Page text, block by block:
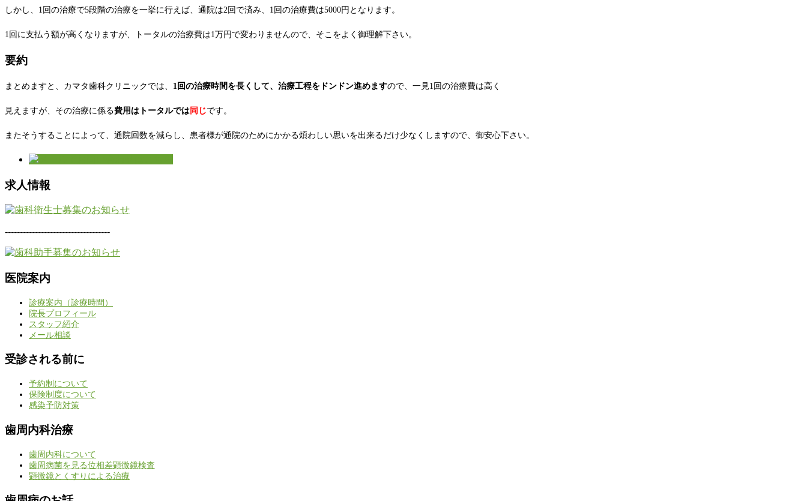
しかし、1回の治療で5段階の治療を一挙に行えば、通院は2回で済み、1回の治療費は5000円となります。
1回に支払う額が高くなりますが、トータルの治療費は1万円で変わりませんので、そこをよく御理解下さい。
要約
まとめますと、カマタ歯科クリニックでは、 1回の治療時間を長くして、治療工程をドンドン進めますので、一見1回の治療費は高く
見えますが、その治療に係る費用はトータルでは 同じです。
またそうすることによって、通院回数を減らし、患者様が通院のためにかかる煩わしい思いを出来るだけ少なくしますので、御安心下さい。
求人情報
-----------------------------------
医院案内
診療案内（診療時間）
院長プロフィール
スタッフ紹介
メール相談
受診される前に
予約制について
保険制度について
感染予防対策
歯周内科治療
歯周内科について
歯周病菌を見る位相差顕微鏡検査
顕微鏡とくすりによる治療